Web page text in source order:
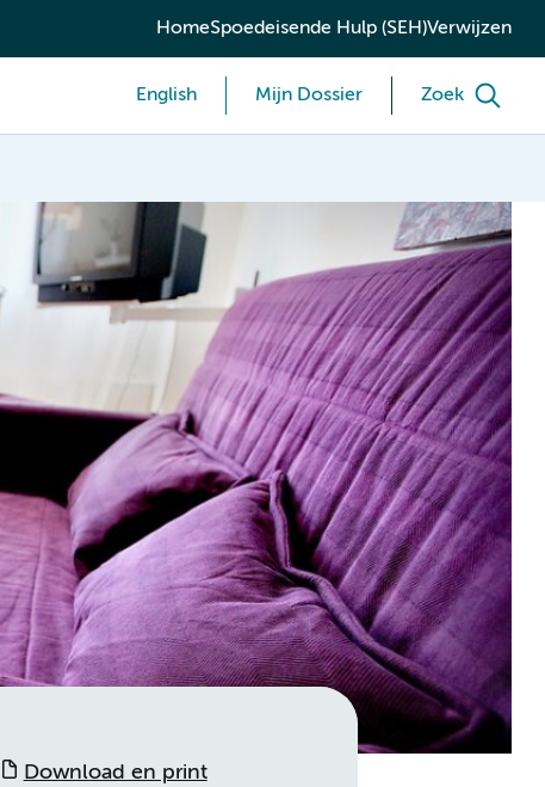
HomeSpoedeisende Hulp (SEH)Verwijzen
English Mijn Dossier Zoek
Download en print